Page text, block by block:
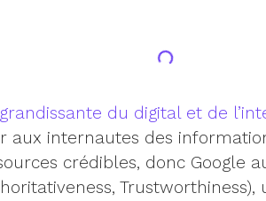
du digital et de
aux internautes des
crédibles, donc Google